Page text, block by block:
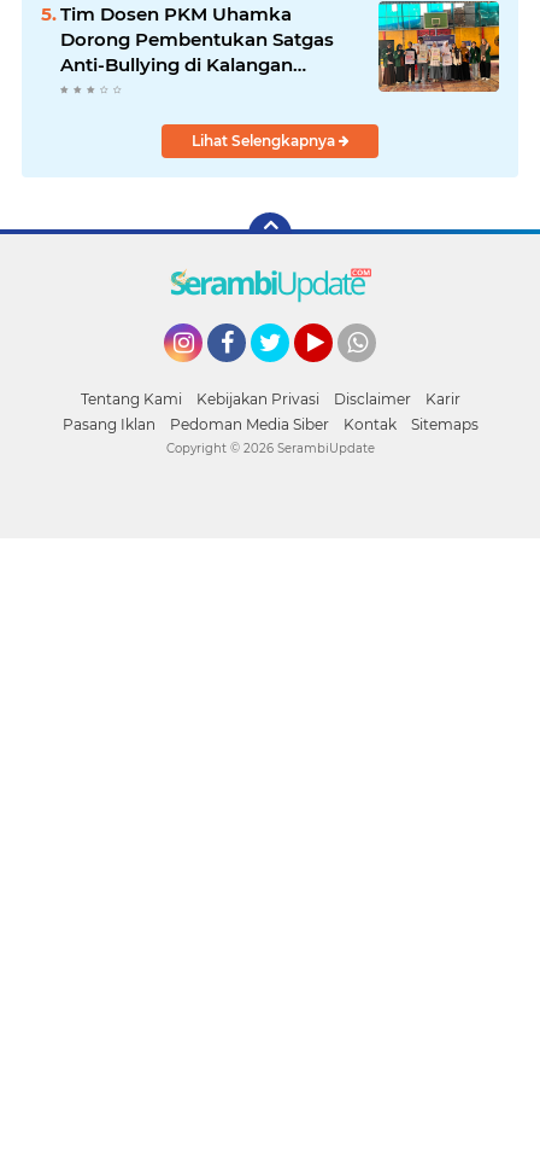
Tim Dosen PKM Uhamka
Dorong Pembentukan Satgas
Anti-Bullying di Kalangan
Remaja
Lihat Selengkapnya
Tentang Kami Kebijakan Privasi Disclaimer
Karir
Pasang Iklan
Pedoman Media Siber Kontak Sitemaps
Copyright © 2026 SerambiUpdate